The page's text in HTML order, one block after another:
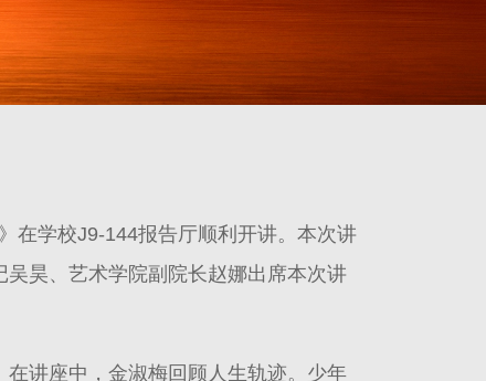
在学校J9-144报告厅顺利开讲。本次讲
昊、艺术学院副院长赵娜出席本次讲
讲座中，金淑梅回顾人生轨迹。少年